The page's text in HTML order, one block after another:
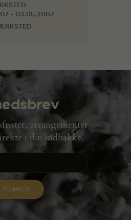
- 03.05.2007
arrangementer
i din indbakke.